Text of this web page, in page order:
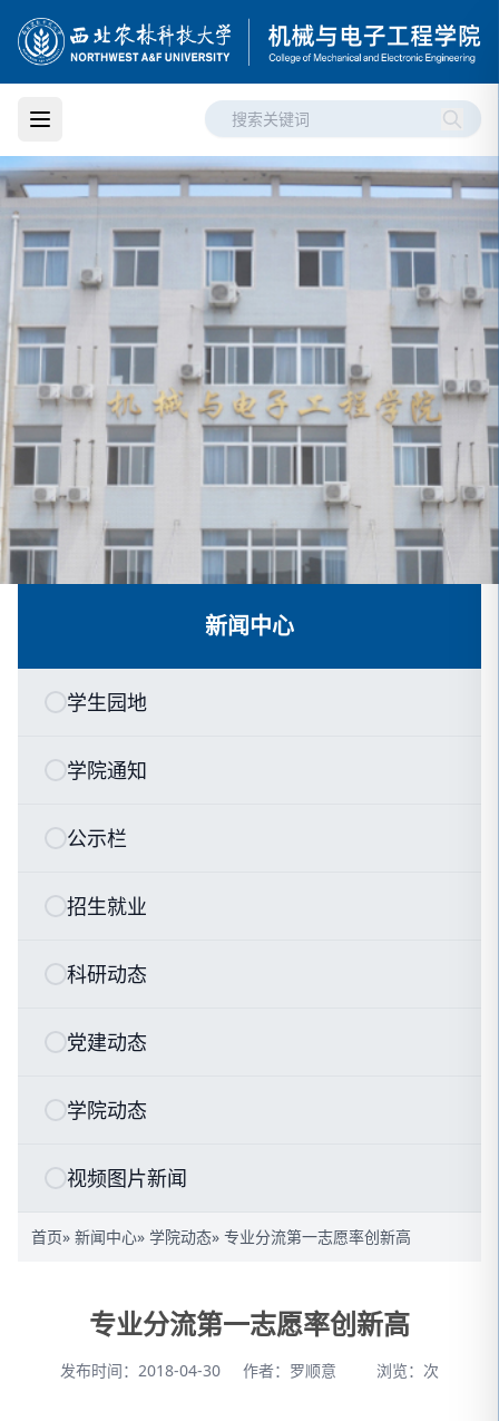
新闻中心
学生园地
学院通知
公示栏
招生就业
科研动态
党建动态
学院动态
视频图片新闻
首页» 新闻中心» 学院动态» 专业分流第一志愿率创新高
专业分流第一志愿率创新高
发布时间：2018-04-30 作者：罗顺意 浏览： 次